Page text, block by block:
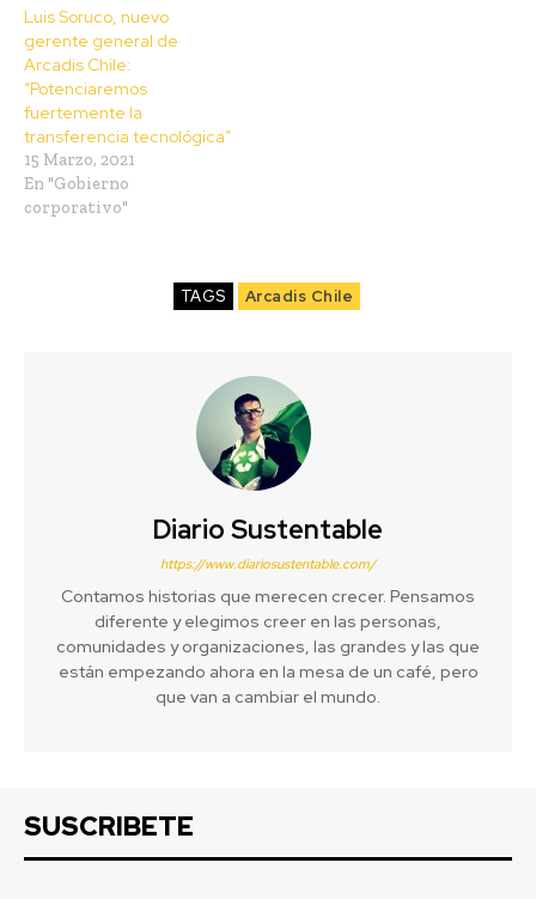
Luis Soruco, nuevo
gerente general de
Arcadis Chile:
“Potenciaremos
fuertemente la
transferencia tecnológica”
15 Marzo, 2021
En "Gobierno
corporativo"
TAGS Arcadis Chile
Diario Sustentable
https://www.diariosustentable.com/
Contamos historias que merecen crecer. Pensamos
diferente y elegimos creer en las personas,
comunidades y organizaciones, las grandes y las que
están empezando ahora en la mesa de un café, pero
que van a cambiar el mundo.
SUSCRIBETE